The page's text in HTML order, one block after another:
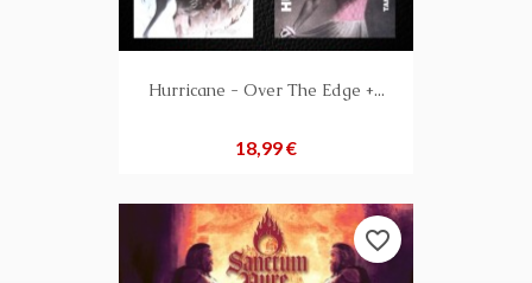
Hurricane - Over The Edge +...
Preis
18,99 €
favorite_border